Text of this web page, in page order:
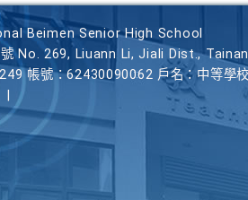
Beimen Senior High School
No. 269, Liuann Li, Jiali Dist.,
帳號：62430090062 戶名：中等學